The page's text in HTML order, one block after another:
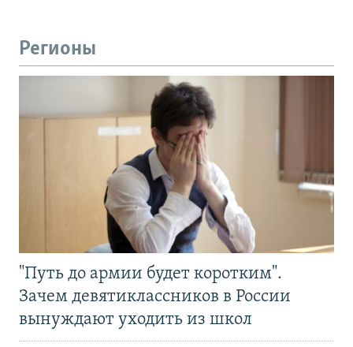
Регионы
"Путь до армии будет коротким".
Зачем девятиклассников в России
вынуждают уходить из школ